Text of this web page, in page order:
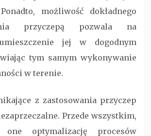
możliwość dokładnego
przyczepą pozwala na
jej w dogodnym
tym samym wykonywanie
w terenie.
z zastosowania przyczep
Przede wszystkim,
one optymalizację procesów